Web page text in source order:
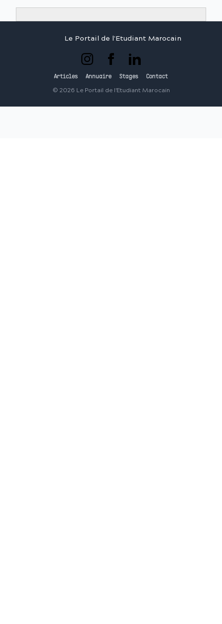
Le Portail de l'Etudiant Marocain
Articles Annuaire Stages Contact
© 2026 Le Portail de l'Etudiant Marocain